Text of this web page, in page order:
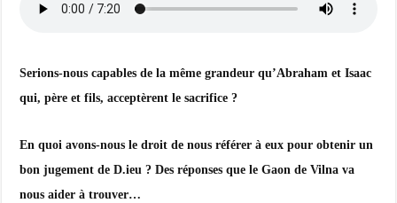
Serions-nous capables de la même grandeur qu’Abraham et Isaac
qui, père et fils, acceptèrent le sacrifice ?
En quoi avons-nous le droit de nous référer à eux pour obtenir un
bon jugement de D.ieu ? Des réponses que le Gaon de Vilna va
nous aider à trouver…